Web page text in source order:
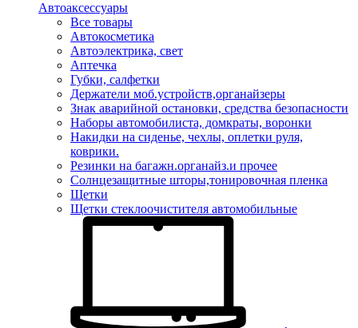
Автоаксессуары
Все товары
Автокосметика
Автоэлектрика, свет
Аптечка
Губки, салфетки
Держатели моб.устройств,органайзеры
Знак аварийной остановки, средства безопасности
Наборы автомобилиста, домкраты, воронки
Накидки на сиденье, чехлы, оплетки руля,
коврики.
Резинки на багажн.органайз.и прочее
Солнцезащитные шторы,тонировочная пленка
Щетки
Щетки стеклоочистителя автомобильные